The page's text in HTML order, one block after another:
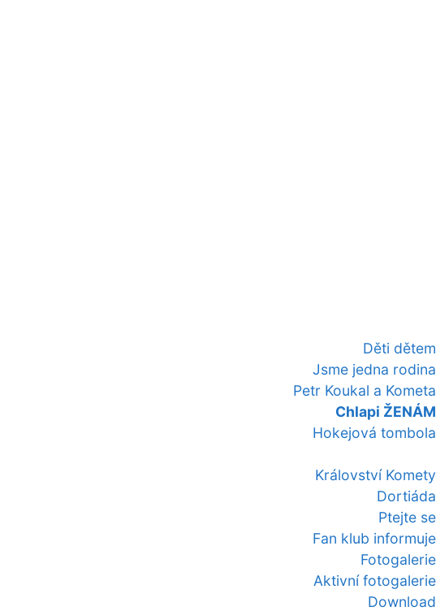
Děti dětem
Jsme jedna rodina
Petr Koukal a Kometa
Chlapi ŽENÁM
Hokejová tombola
Království Komety
Dortiáda
Ptejte se
Fan klub informuje
Fotogalerie
Aktivní fotogalerie
Download